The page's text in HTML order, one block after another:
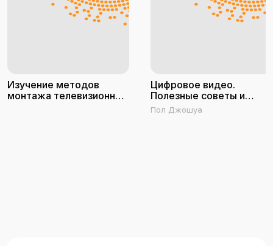
Изучение методов
монтажа телевизионных
Цифровое видео.
Полезные советы и
готовые инструменты
по видеосъемке,
Пол Джошуа